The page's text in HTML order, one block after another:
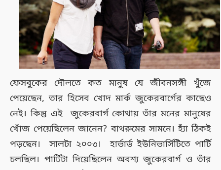
ফেসবুকের দৌলতে কত মানুষ যে জীবনসঙ্গী খুঁজে
পেয়েছেন, তার হিসেব খোদ মার্ক জুকেরবার্গের কাছেও
নেই। কিন্তু এই জুকেরবার্গ কোথায় তাঁর মনের মানুষের
খোঁজ পেয়েছিলেন জানেন? বাথরুমের সামনে। হ্যাঁ ঠিকই
পড়ছেন। সালটা ২০০৩। হার্ভার্ড ইউনিভার্সিটিতে পার্টি
চলছিল। পার্টিটা দিয়েছিলেন অবশ্য জুকেরবার্গ ও তাঁর